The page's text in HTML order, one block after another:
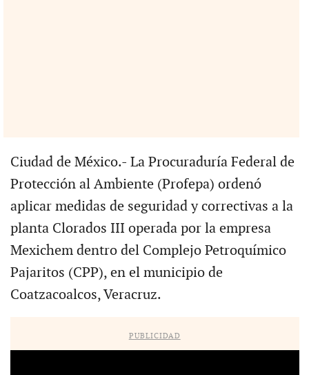
Ciudad de México.- La Procuraduría Federal de
Protección al Ambiente (Profepa) ordenó
aplicar medidas de seguridad y correctivas a la
planta Clorados III operada por la empresa
Mexichem dentro del Complejo Petroquímico
Pajaritos (CPP), en el municipio de
Coatzacoalcos, Veracruz.
PUBLICIDAD